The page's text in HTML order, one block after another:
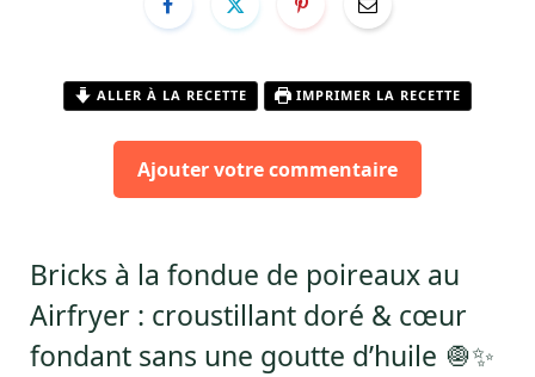
ALLER À LA RECETTE IMPRIMER LA RECETTE
Ajouter votre commentaire
Bricks à la fondue de poireaux au
Airfryer : croustillant doré & cœur
fondant sans une goutte d’huile 🧅✨